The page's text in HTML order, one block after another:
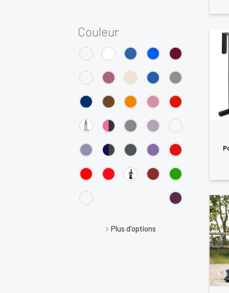
Couleur
Plus d'options
×